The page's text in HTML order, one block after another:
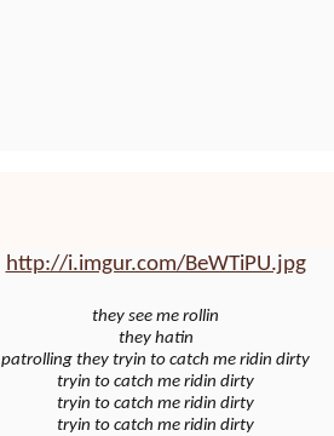
http://i.imgur.com/BeWTiPU.jpg
they see me rollin
they hatin
patrolling they tryin to catch me ridin dirty
tryin to catch me ridin dirty
tryin to catch me ridin dirty
tryin to catch me ridin dirty